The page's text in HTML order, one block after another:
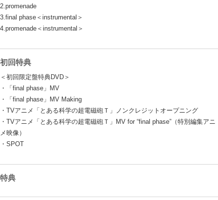
2.promenade
3.final phase＜instrumental＞
4.promenade＜instrumental＞
初回特典
＜初回限定盤特典DVD＞
・「final phase」MV
・「final phase」MV Making
・TVアニメ「とある科学の超電磁砲Ｔ」ノンクレジットオープニング
・TVアニメ「とある科学の超電磁砲Ｔ」MV for “final phase”（特別編集アニ
メ映像）
・SPOT
特典